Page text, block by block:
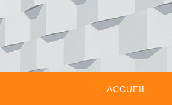
Passer
vers
le
contenu
ACCUEIL